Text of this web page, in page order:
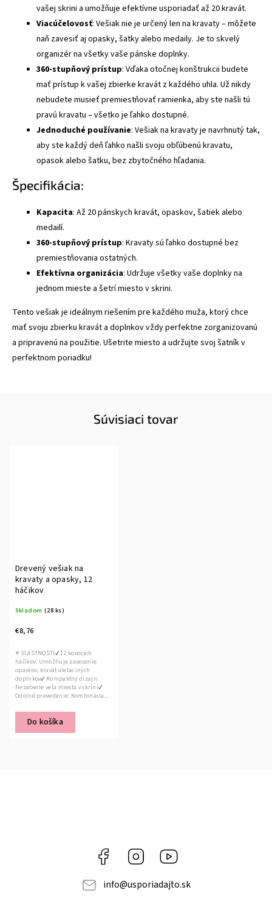
vašej skrini a umožňuje efektívne usporiadať až 20 kravát.
Viacúčelovosť: Vešiak nie je určený len na kravaty – môžete
naň zavesiť aj opasky, šatky alebo medaily. Je to skvelý
organizér na všetky vaše pánske doplnky.
360-stupňový prístup: Vďaka otočnej konštrukcii budete
mať prístup k vašej zbierke kravát z každého uhla. Už nikdy
nebudete musieť premiestňovať ramienka, aby ste našli tú
pravú kravatu – všetko je ľahko dostupné.
Jednoduché používanie: Vešiak na kravaty je navrhnutý tak,
aby ste každý deň ľahko našli svoju obľúbenú kravatu,
opasok alebo šatku, bez zbytočného hľadania.
Špecifikácia:
Kapacita: Až 20 pánskych kravát, opaskov, šatiek alebo
medailí.
360-stupňový prístup: Kravaty sú ľahko dostupné bez
premiestňovania ostatných.
Efektívna organizácia: Udržuje všetky vaše doplnky na
jednom mieste a šetrí miesto v skrini.
Tento vešiak je ideálnym riešením pre každého muža, ktorý chce
mať svoju zbierku kravát a doplnkov vždy perfektne zorganizovanú
a pripravenú na použitie. Ušetrite miesto a udržujte svoj šatník v
perfektnom poriadku!
Súvisiaci tovar
Drevený vešiak na
kravaty a opasky, 12
háčikov
Skladom (28 ks)
€8,76
Do košíka
⭐ VLASTNOSTI✔ 12 kovových
háčikov: Umožňuje zavesenie
opaskov, kravát alebo iných
doplnkov✔ Kompaktný dizajn:
Nezaberie veľa miesta v skrini✔
Odolné prevedenie: Kombinácia...
Facebook Instagram
info@usporiadajto.sk